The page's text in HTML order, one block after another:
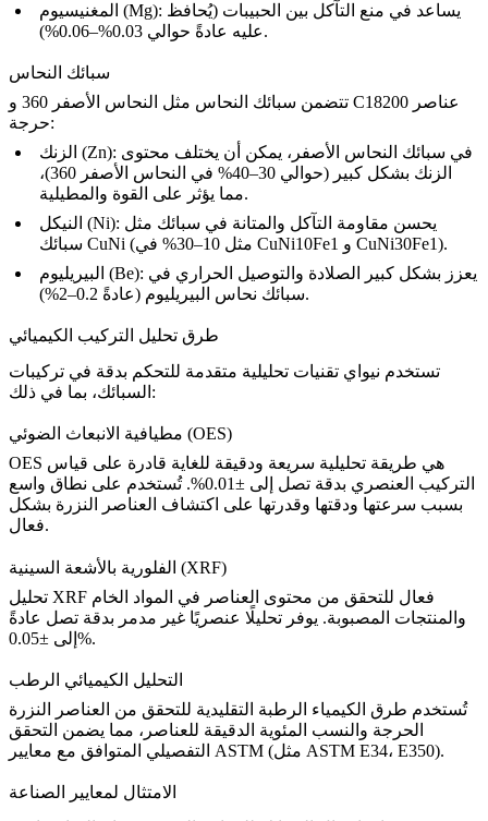
المغنيسيوم (Mg): يساعد في منع التآكل بين الحبيبات (يُحافظ
عليه عادةً حوالي 0.03%–0.06%).
سبائك النحاس
تتضمن سبائك النحاس مثل النحاس الأصفر 360 C18200
حرجة:
الزنك (Zn): في سبائك النحاس الأصفر، يمكن أن يختلف محتوى
الزنك بشكل كبير (حوالي 30–40% في النحاس الأصفر 360)،
مما يؤثر على القوة والمطيلية.
النيكل (Ni): يحسن مقاومة التآكل والمتانة في سبائك مثل
CuNi30Fe1).
البيريليوم (Be): يعزز بشكل كبير الصلادة والتوصيل الحراري في
سبائك نحاس البيريليوم (عادةً 0.2–2%).
طرق تحليل التركيب الكيميائي
تستخدم نيواي تقنيات تحليلية متقدمة للتحكم بدقة في تركيبات
السبائك، بما في ذلك:
مطيافية الانبعاث الضوئي (OES)
OES هي طريقة تحليلية سريعة ودقيقة للغاية قادرة على قياس
التركيب العنصري بدقة تصل إلى ±0.01%. تُستخدم على نطاق واسع
بسبب سرعتها ودقتها وقدرتها على اكتشاف العناصر النزرة بشكل
فعال.
الفلورية بالأشعة السينية (XRF)
تحليل XRF فعال للتحقق من محتوى العناصر في المواد الخام
والمنتجات المصبوبة. يوفر تحليلًا عنصريًا غير مدمر بدقة تصل عادةً
إلى ±0.05%.
التحليل الكيميائي الرطب
تُستخدم طرق الكيمياء الرطبة التقليدية للتحقق من العناصر النزرة
الحرجة والنسب المئوية الدقيقة للعناصر، مما يضمن التحقق
التفصيلي المتوافق مع معايير ASTM (مثل ASTM E34، E350).
الامتثال لمعايير الصناعة